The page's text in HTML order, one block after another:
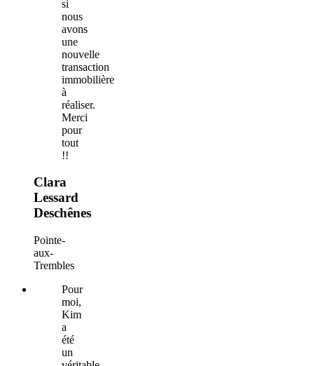
si
nous
avons
une
nouvelle
transaction
immobilière
à
réaliser.
Merci
pour
tout
!!
Clara
Lessard
Deschênes
Pointe-
aux-
Trembles
Pour
moi,
Kim
a
été
un